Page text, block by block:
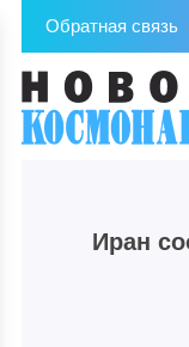
Обратная связь
Иран